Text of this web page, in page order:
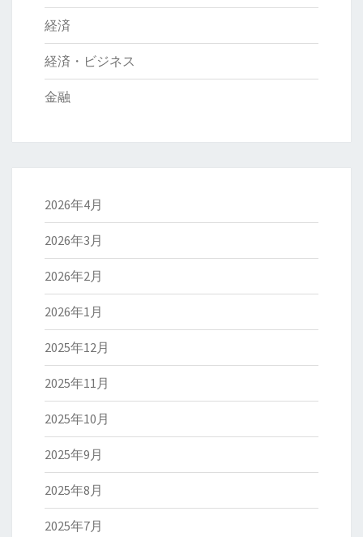
経済
経済・ビジネス
金融
2026年4月
2026年3月
2026年2月
2026年1月
2025年12月
2025年11月
2025年10月
2025年9月
2025年8月
2025年7月